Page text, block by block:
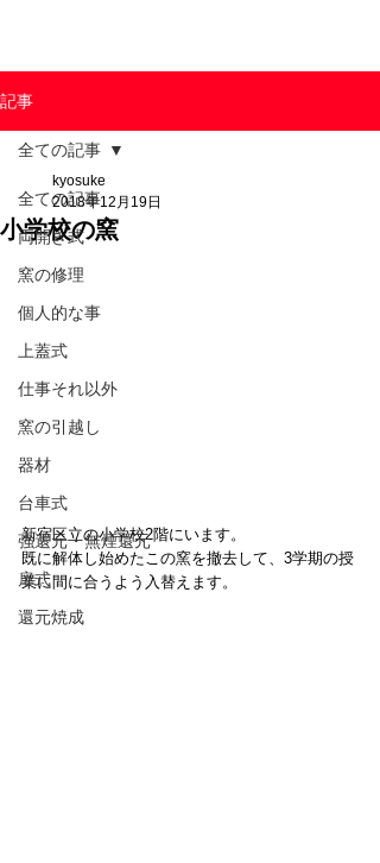
記事
全ての記事
両開き式
窯の修理
個人的な事
上蓋式
仕事それ以外
窯の引越し
器材
台車式
強還元・無煙還元
扉式
還元焼成
全ての記事
小学校の窯
kyosuke
2018年12月19日
新宿区立の小学校2階にいます。
既に解体し始めたこの窯を撤去して、3学期の授
業に間に合うよう入替えます。